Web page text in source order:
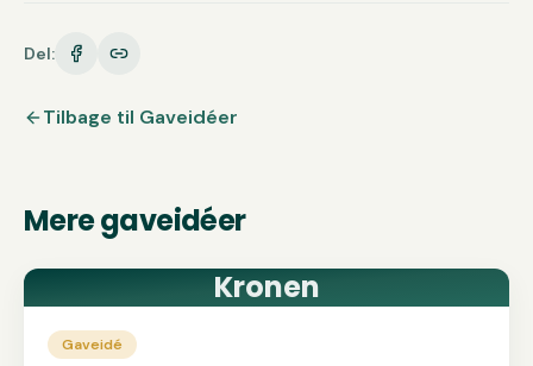
Del:
Tilbage til Gaveidéer
Meregaveidéer
Kronen
Gaveidé